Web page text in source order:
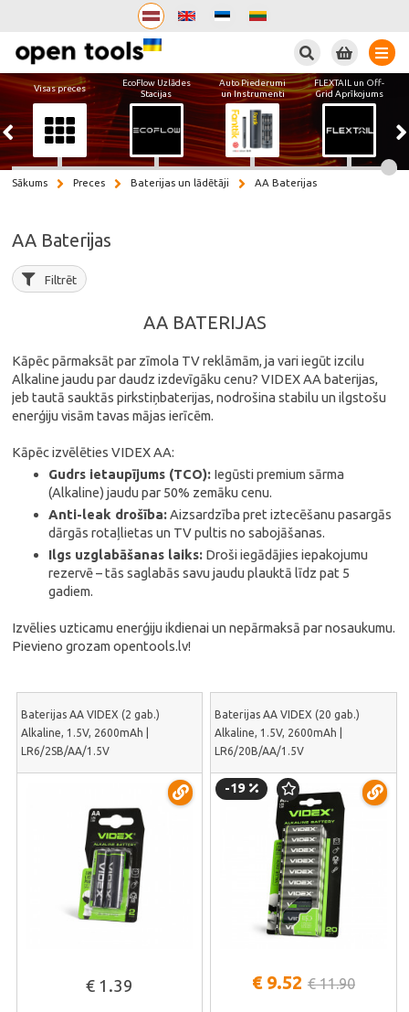
Visas preces
EcoFlow Uzlādes
Stacijas
Auto Piederumi
un Instrumenti
FLEXTAIL un Off-
Grid Aprīkojums
Sākums Preces Baterijas un lādētāji AA Baterijas
AA Baterijas
Filtrēt
AA BATERIJAS
Kāpēc pārmaksāt par zīmola TV reklāmām, ja vari iegūt izcilu
Alkaline jaudu par daudz izdevīgāku cenu? VIDEX AA baterijas,
jeb tautā sauktās pirkstiņbaterijas, nodrošina stabilu un ilgstošu
enerģiju visām tavas mājas ierīcēm.
Kāpēc izvēlēties VIDEX AA:
Gudrs ietaupījums (TCO): Iegūsti premium sārma
(Alkaline) jaudu par 50% zemāku cenu.
Anti-leak drošība:Aizsardzība pret iztecēšanu pasargās
dārgās rotaļlietas un TV pultis no sabojāšanas.
Ilgs uzglabāšanas laiks: Droši iegādājies iepakojumu
rezervē – tās saglabās savu jaudu plauktā līdz pat 5
gadiem.
Izvēlies uzticamu enerģiju ikdienai un nepārmaksā par nosaukumu.
Pievieno grozam opentools.lv!
Baterijas AA VIDEX (2 gab.)
Alkaline, 1.5V, 2600mAh |
LR6/2SB/AA/1.5V
€ 1.39
Baterijas AA VIDEX (20 gab.)
Alkaline, 1.5V, 2600mAh |
LR6/20B/AA/1.5V
-19
€ 9.52 € 11.90